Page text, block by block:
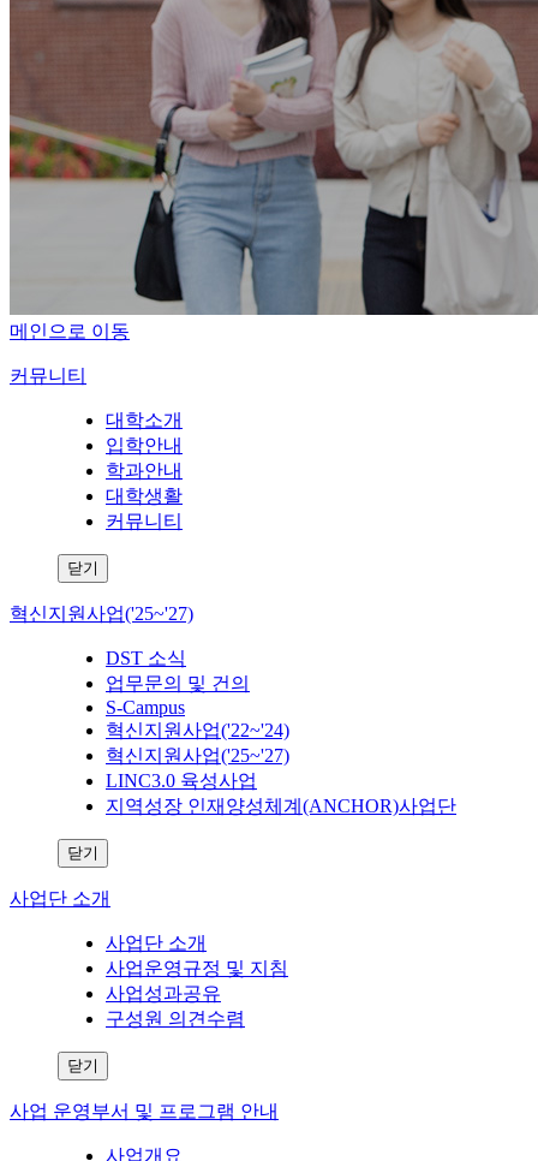
메인으로 이동
커뮤니티
대학소개
입학안내
학과안내
대학생활
커뮤니티
닫기
혁신지원사업('25~'27)
DST 소식
업무문의 및 건의
S-Campus
혁신지원사업('22~'24)
혁신지원사업('25~'27)
LINC3.0 육성사업
지역성장 인재양성체계(ANCHOR)사업단
닫기
사업단 소개
사업단 소개
사업운영규정 및 지침
사업성과공유
구성원 의견수렴
닫기
사업 운영부서 및 프로그램 안내
사업개요